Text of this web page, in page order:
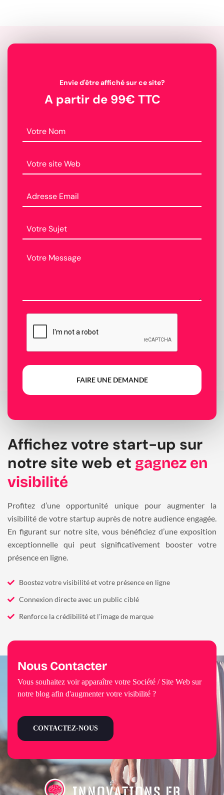
Envie d'être affiché sur ce site?
A partir de 99€ TTC
FAIRE UNE DEMANDE
Affichez votre start-up sur
notre site web et gagnez en
visibilité
Profitez d’une opportunité unique pour augmenter la
visibilité de votre startup auprès de notre audience engagée.
En figurant sur notre site, vous bénéficiez d’une exposition
exceptionnelle qui peut significativement booster votre
présence en ligne.
Boostez votre visibilité et votre présence en ligne
Connexion directe avec un public ciblé
Renforce la crédibilité et l'image de marque
Nous Contacter
Vous souhaitez voir apparaître votre Société / Site Web sur
notre blog afin d'augmenter votre visibilité ?
CONTACTEZ-NOUS